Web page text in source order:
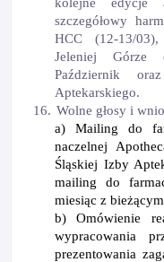
szczegółowy
HCC (12-13/
Jeleniej Górze
Październik
Aptekarskiego.
16. Wolne głosy i
a) Mailing do
naczelnej
Śląskiej Izby
mailing do
miesiąc z
b) Omówienie
wypracowania
prezentowania